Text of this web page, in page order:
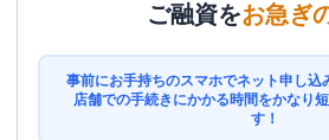
ご融資をお急ぎ
事前にお手持ちのスマホでネット申し込
店舗での手続きにかかる時間をかなり
す！